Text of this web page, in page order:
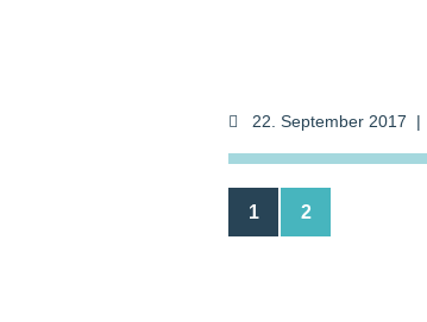
22. September 2017 |
1 2